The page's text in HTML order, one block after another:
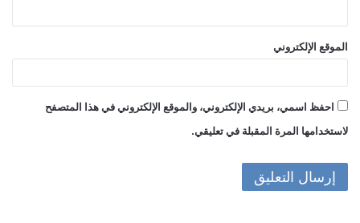
الموقع الإلكتروني
احفظ اسمي، بريدي الإلكتروني، والموقع الإلكتروني في هذا المتصفح
لاستخدامها المرة المقبلة في تعليقي.